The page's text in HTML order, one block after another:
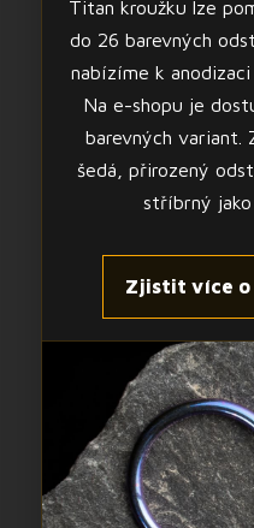
Titan kroužku lze
do 26 barevných
nabízíme k
Na e-shopu je
barevných variant.
šedá, přirozený
stříbrný jako
Zjistit více o